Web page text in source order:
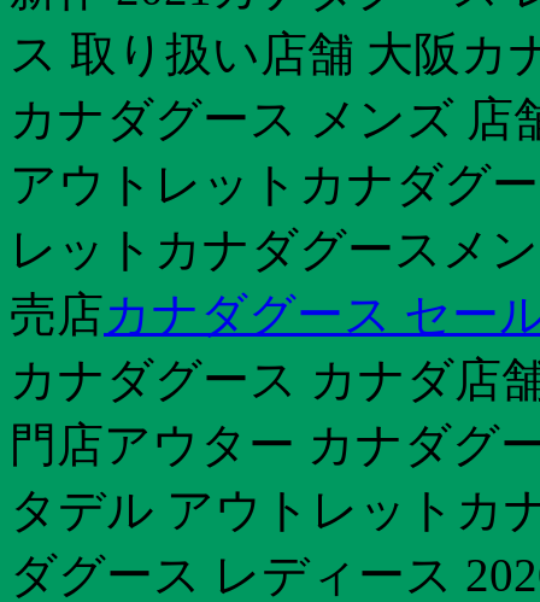
ス 取り扱い店舗 大阪カ
カナダグース メンズ 店
アウトレットカナダグ
レットカナダグースメ
売店カナダグース セー
カナダグース カナダ店
門店アウター カナダグ
タデル アウトレットカ
ダグース レディース